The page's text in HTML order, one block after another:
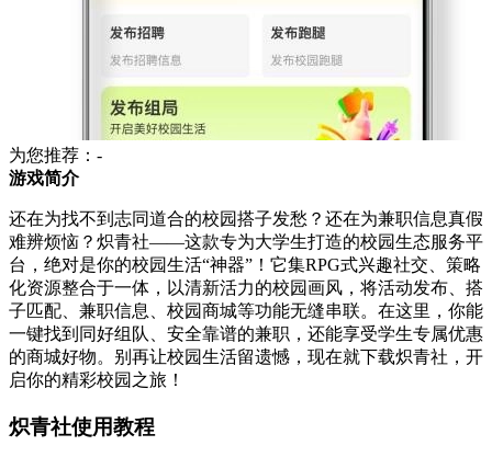
为您推荐：-
游戏简介
还在为找不到志同道合的校园搭子发愁？还在为兼职信息真假
难辨烦恼？炽青社——这款专为大学生打造的校园生态服务平
台，绝对是你的校园生活“神器”！它集RPG式兴趣社交、策略
化资源整合于一体，以清新活力的校园画风，将活动发布、搭
子匹配、兼职信息、校园商城等功能无缝串联。在这里，你能
一键找到同好组队、安全靠谱的兼职，还能享受学生专属优惠
的商城好物。别再让校园生活留遗憾，现在就下载炽青社，开
启你的精彩校园之旅！
炽青社使用教程